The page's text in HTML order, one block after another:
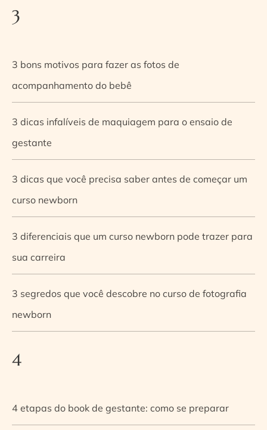
3
3 bons motivos para fazer as fotos de
acompanhamento do bebê
3 dicas infalíveis de maquiagem para o ensaio de
gestante
3 dicas que você precisa saber antes de começar um
curso newborn
3 diferenciais que um curso newborn pode trazer para
sua carreira
3 segredos que você descobre no curso de fotografia
newborn
4
4 etapas do book de gestante: como se preparar